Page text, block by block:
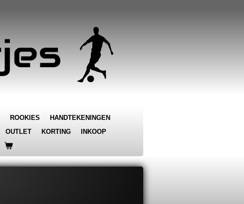
ROOKIES
HANDTEKENINGEN
OUTLET KORTING
INKOOP